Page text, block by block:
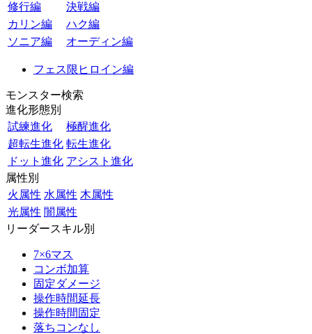
修行編
決戦編
カリン編
ハク編
ソニア編
オーディン編
フェス限ヒロイン編
モンスター検索
進化形態別
試練進化
極醒進化
超転生進化 転生進化
ドット進化 アシスト進化
属性別
火属性 水属性 木属性
光属性 闇属性
リーダースキル別
7×6マス
コンボ加算
固定ダメージ
操作時間延長
操作時間固定
落ちコンなし